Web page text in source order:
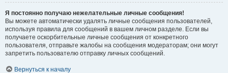
Я постоянно получаю нежелательные личные сообщения!
Вы можете автоматически удалять личные сообщения пользователей,
используя правила для сообщений в вашем личном разделе. Если вы
получаете оскорбительные личные сообщения от конкретного
пользователя, отправьте жалобы на сообщения модераторам; они могут
запретить пользователю отправку личных сообщений.
Вернуться к началу